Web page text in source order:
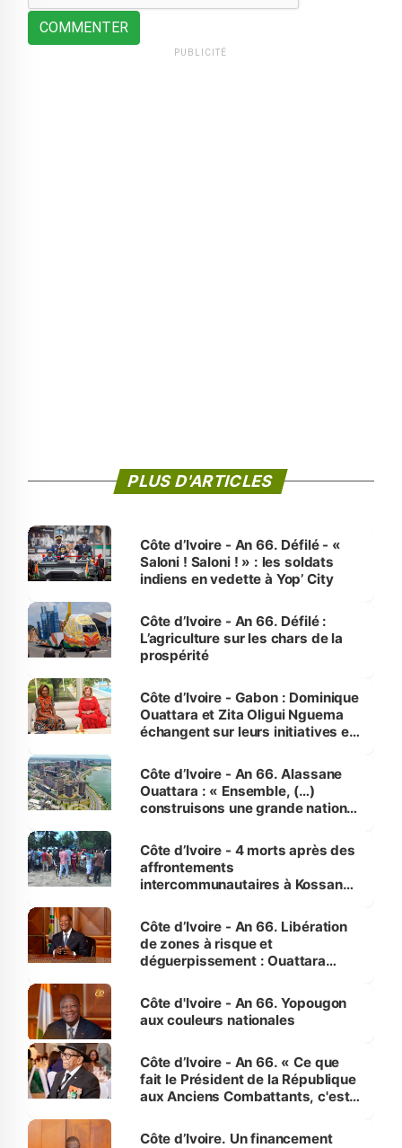
COMMENTER
PUBLICITÉ
PLUS D'ARTICLES
Côte d’Ivoire - An 66. Défilé - «
Saloni ! Saloni ! » : les soldats
indiens en vedette à Yop’ City
Côte d’Ivoire - An 66. Défilé :
L’agriculture sur les chars de la
prospérité
Côte d’Ivoire - Gabon : Dominique
Ouattara et Zita Oligui Nguema
échangent sur leurs initiatives en
enfants
Côte d’Ivoire - An 66. Alassane
Ouattara : « Ensemble, (…)
construisons une grande nation
générations futures »
Côte d’Ivoire - 4 morts après des
affrontements
intercommunautaires à Kossandji
milieu des sinistrés
Côte d’Ivoire - An 66. Libération
de zones à risque et
déguerpissement : Ouattara
l'Etat de droit pour préserver les
vies humaines »
Côte d'Ivoire - An 66. Yopougon
aux couleurs nationales
Côte d’Ivoire - An 66. « Ce que
fait le Président de la République
aux Anciens Combattants, c'est
Côte d’Ivoire. Un financement